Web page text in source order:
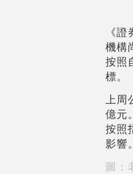
《
機構
按照
標。
上周
億元
按照
影響。
圖：